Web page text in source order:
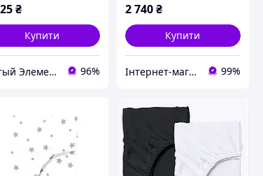
₴
Купити
Пятый Элемент - всё, что вам нужно 96%
2 740₴
Купити
Інтернет-магазин SaleX 99%